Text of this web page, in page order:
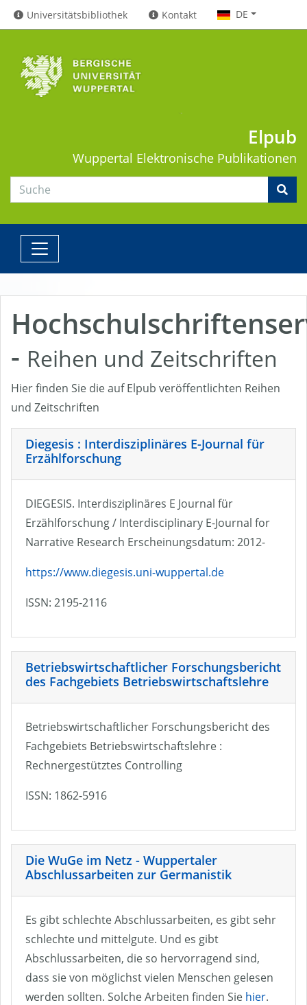
Universitätsbibliothek Kontakt DE
Elpub
Wuppertal Elektronische Publikationen
- Reihen und Zeitschriften
Hier finden Sie die auf Elpub veröffentlichten Reihen
und Zeitschriften
Diegesis : Interdisziplinäres E-Journal für
Erzählforschung
DIEGESIS. Interdisziplinäres E Journal für
Erzählforschung / Interdisciplinary E-Journal for
Narrative Research Erscheinungsdatum: 2012-
https://www.diegesis.uni-wuppertal.de
ISSN: 2195-2116
Betriebswirtschaftlicher Forschungsbericht
des Fachgebiets Betriebswirtschaftslehre
Betriebswirtschaftlicher Forschungsbericht des
Fachgebiets Betriebswirtschaftslehre :
Rechnergestütztes Controlling
ISSN: 1862-5916
Die WuGe im Netz - Wuppertaler
Abschlussarbeiten zur Germanistik
Es gibt schlechte Abschlussarbeiten, es gibt sehr
schlechte und mittelgute. Und es gibt
Abschlussarbeiten, die so hervorragend sind,
dass sie von möglichst vielen Menschen gelesen
werden sollten. Solche Arbeiten finden Sie hier.